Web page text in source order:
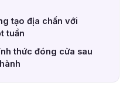
tạo địa chấn với
tuần
thức đóng cửa sau